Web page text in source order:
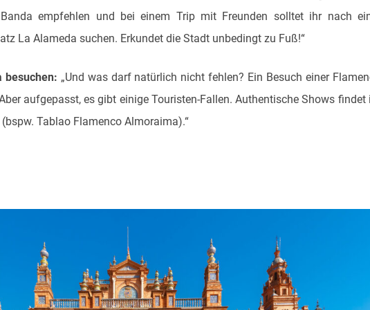
empfehlen und bei einem Trip mit Freunden solltet ihr nach
La Alameda suchen. Erkundet die Stadt unbedingt zu Fuß!“
besuchen: „Und was darf natürlich nicht fehlen? Ein Besuch einer
aufgepasst, es gibt einige Touristen-Fallen. Authentische Shows findet
Tablao Flamenco Almoraima).“